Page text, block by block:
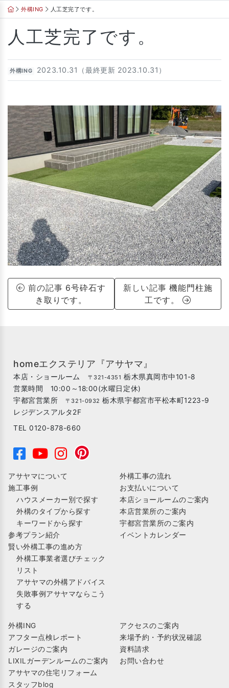
Skip
to
content
外構ING 人工芝完了です。
人工芝完了です。
外構ING 2023.10.31（最終更新 2023.10.31）
前の記事 6号砕石す
き取りです。
新しい記事機能門柱施
工です。
homeエクステリア『アサヤマ』
本店・ショールーム 〒321-4351 栃木県真岡市中101-8
営業時間 10:00～18:00(水曜日定休)
宇都宮営業所 〒321-0932 栃木県宇都宮市平松本町1223-9
レジデンスアルタ2F
TEL 0120-878-660
アサヤマについて
施工事例
ハウスメーカー別で探す
外構のタイプから探す
キーワードから探す
参考プラン紹介
賢い外構工事の進め方
外構工事業者選びチェック
リスト
アサヤマの外構アドバイス
失敗事例アサヤマならこう
する
外構工事の流れ
お支払いについて
本店ショールームのご案内
本店営業所のご案内
宇都宮営業所のご案内
イベントカレンダー
外構ING
アフター点検レポート
ガレージのご案内
LIXILガーデンルームのご案内
アサヤマの住宅リフォーム
スタッフblog
アクセスのご案内
来場予約・予約状況確認
資料請求
お問い合わせ